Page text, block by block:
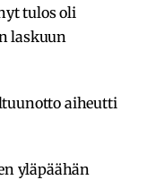
tulos oli
laskuun
aiheutti
yläpäähän